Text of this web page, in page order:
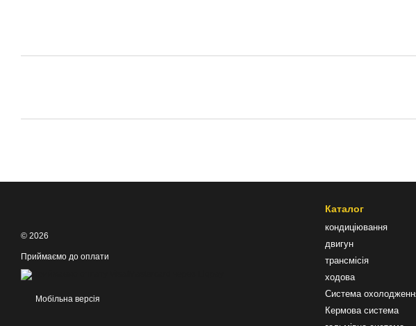
© 2026
Приймаємо до оплати
Мобільна версія
Каталог
кондиціювання
двигун
трансмісія
ходова
Система
Кермова система